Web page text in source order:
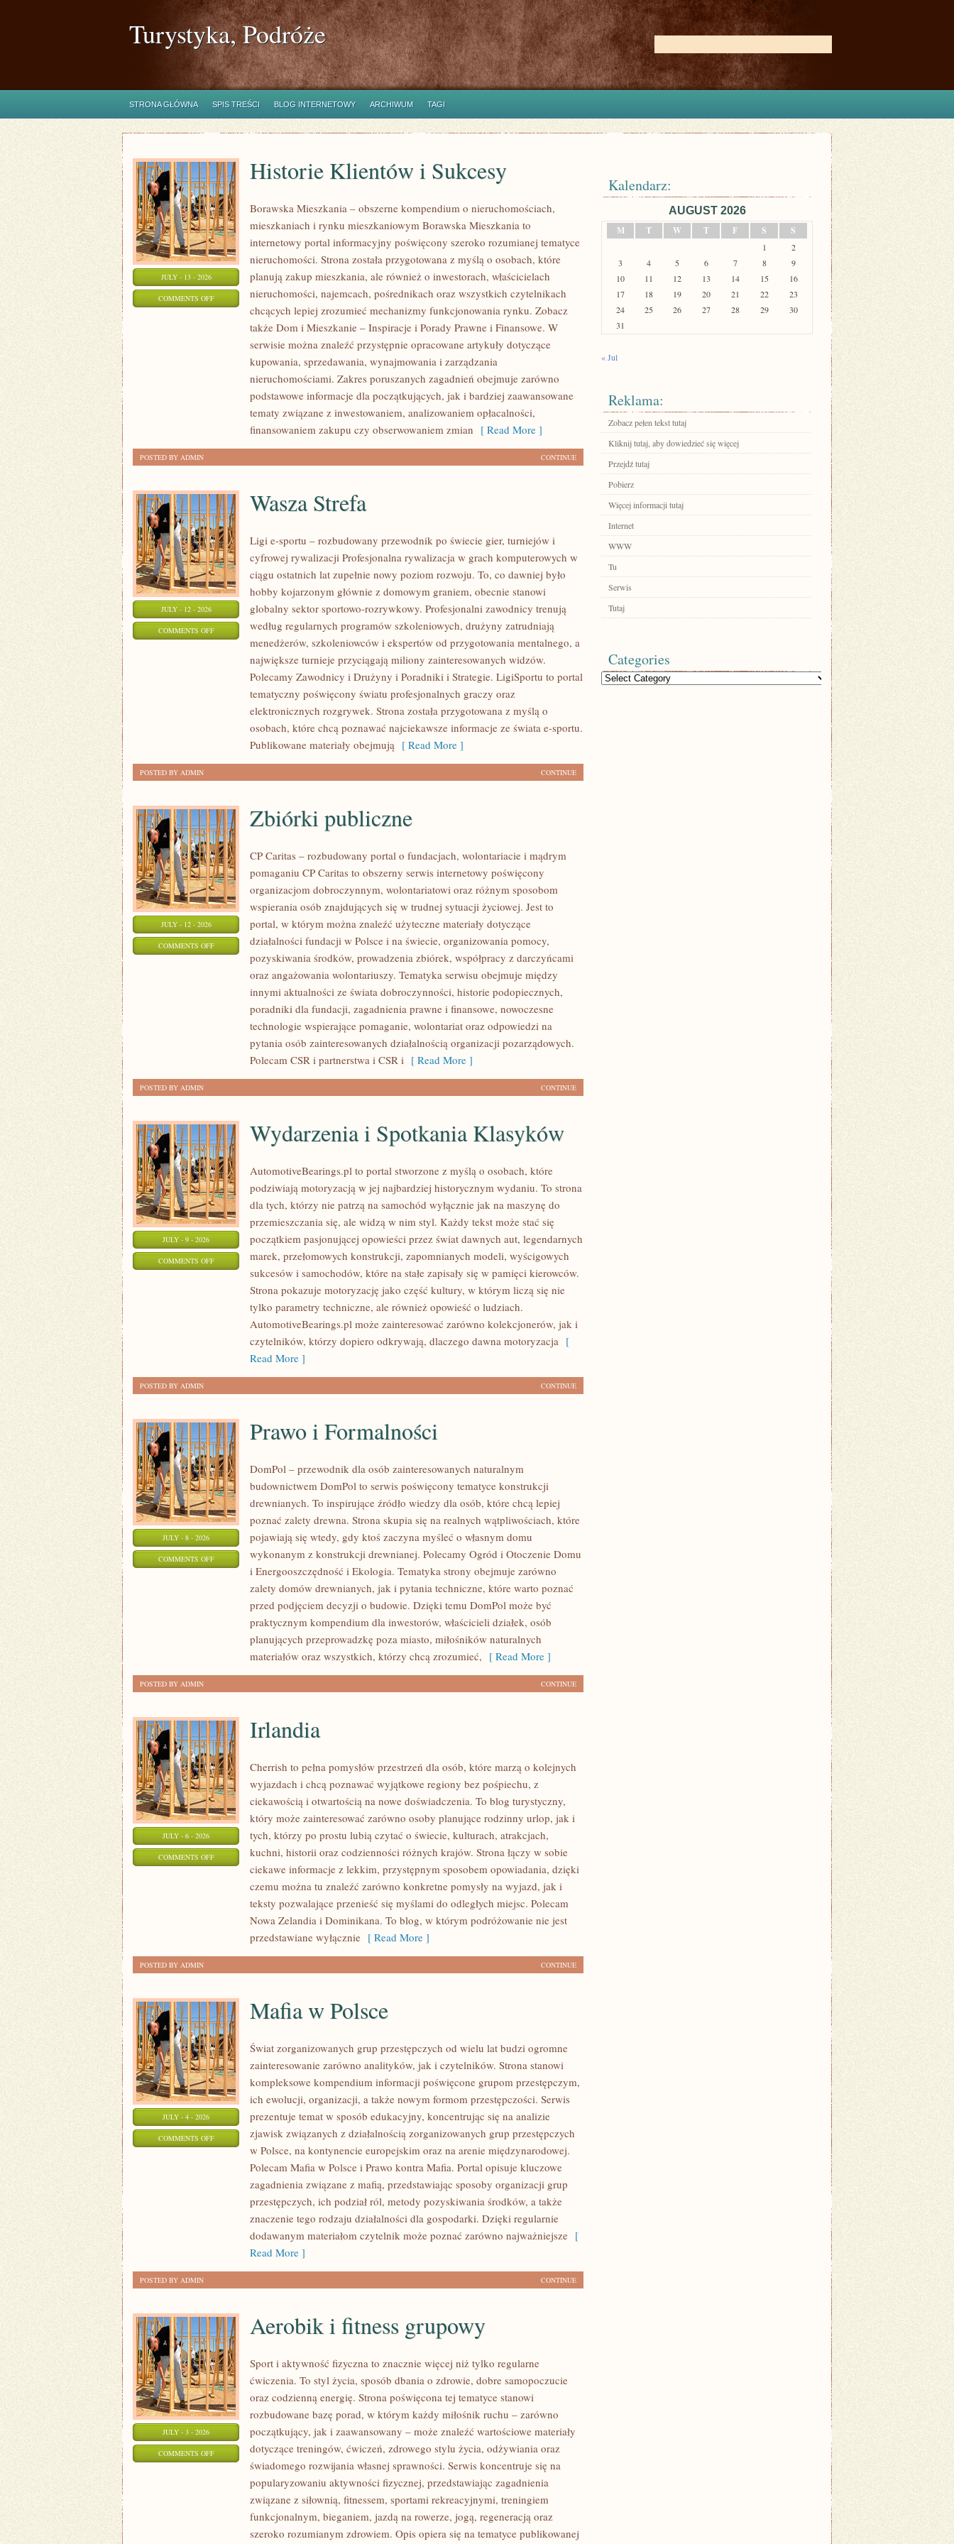
Turystyka, Podróże
STRONA GŁÓWNA SPIS TREŚCI BLOG INTERNETOWY ARCHIWUM TAGI
JULY - 13 - 2026
COMMENTS OFFON
Historie Klientów i Sukcesy
Borawska Mieszkania – obszerne kompendium o nieruchomościach,
mieszkaniach i rynku mieszkaniowym Borawska Mieszkania to
internetowy portal informacyjny poświęcony szeroko rozumianej tematyce
nieruchomości. Strona została przygotowana z myślą o osobach, które
planują zakup mieszkania, ale również o inwestorach, właścicielach
nieruchomości, najemcach, pośrednikach oraz wszystkich czytelnikach
chcących lepiej zrozumieć mechanizmy funkcjonowania rynku. Zobacz
także Dom i Mieszkanie – Inspiracje i Porady Prawne i Finansowe. W
serwisie można znaleźć przystępnie opracowane artykuły dotyczące
kupowania, sprzedawania, wynajmowania i zarządzania
nieruchomościami. Zakres poruszanych zagadnień obejmuje zarówno
podstawowe informacje dla początkujących, jak i bardziej zaawansowane
tematy związane z inwestowaniem, analizowaniem opłacalności,
finansowaniem zakupu czy obserwowaniem zmian [ Read More ]
CONTINUE
POSTED BY ADMIN
JULY - 12 - 2026
COMMENTS OFFON
Wasza Strefa
Ligi e-sportu – rozbudowany przewodnik po świecie gier, turniejów i
cyfrowej rywalizacji Profesjonalna rywalizacja w grach komputerowych w
ciągu ostatnich lat zupełnie nowy poziom rozwoju. To, co dawniej było
hobby kojarzonym głównie z domowym graniem, obecnie stanowi
globalny sektor sportowo-rozrywkowy. Profesjonalni zawodnicy trenują
według regularnych programów szkoleniowych, drużyny zatrudniają
menedżerów, szkoleniowców i ekspertów od przygotowania mentalnego, a
największe turnieje przyciągają miliony zainteresowanych widzów.
Polecamy Zawodnicy i Drużyny i Poradniki i Strategie. LigiSportu to portal
tematyczny poświęcony światu profesjonalnych graczy oraz
elektronicznych rozgrywek. Strona została przygotowana z myślą o
osobach, które chcą poznawać najciekawsze informacje ze świata e-sportu.
Publikowane materiały obejmują [ Read More ]
CONTINUE
POSTED BY ADMIN
JULY - 12 - 2026
COMMENTS OFFON
PUBLICZNE
Zbiórki publiczne
CP Caritas – rozbudowany portal o fundacjach, wolontariacie i mądrym
pomaganiu CP Caritas to obszerny serwis internetowy poświęcony
organizacjom dobroczynnym, wolontariatowi oraz różnym sposobom
wspierania osób znajdujących się w trudnej sytuacji życiowej. Jest to
portal, w którym można znaleźć użyteczne materiały dotyczące
działalności fundacji w Polsce i na świecie, organizowania pomocy,
pozyskiwania środków, prowadzenia zbiórek, współpracy z darczyńcami
oraz angażowania wolontariuszy. Tematyka serwisu obejmuje między
innymi aktualności ze świata dobroczynności, historie podopiecznych,
poradniki dla fundacji, zagadnienia prawne i finansowe, nowoczesne
technologie wspierające pomaganie, wolontariat oraz odpowiedzi na
pytania osób zainteresowanych działalnością organizacji pozarządowych.
Polecam CSR i partnerstwa i CSR i [ Read More ]
CONTINUE
POSTED BY ADMIN
JULY - 9 - 2026
COMMENTS OFFON
WYDARZENIA
SPOTKANIA
KLASYKÓW
Wydarzenia i Spotkania Klasyków
AutomotiveBearings.pl to portal stworzone z myślą o osobach, które
podziwiają motoryzacją w jej najbardziej historycznym wydaniu. To strona
dla tych, którzy nie patrzą na samochód wyłącznie jak na maszynę do
przemieszczania się, ale widzą w nim styl. Każdy tekst może stać się
początkiem pasjonującej opowieści przez świat dawnych aut, legendarnych
marek, przełomowych konstrukcji, zapomnianych modeli, wyścigowych
sukcesów i samochodów, które na stałe zapisały się w pamięci kierowców.
Strona pokazuje motoryzację jako część kultury, w którym liczą się nie
tylko parametry techniczne, ale również opowieść o ludziach.
AutomotiveBearings.pl może zainteresować zarówno kolekcjonerów, jak i
czytelników, którzy dopiero odkrywają, dlaczego dawna motoryzacja [
Read More ]
CONTINUE
POSTED BY ADMIN
JULY - 8 - 2026
COMMENTS OFFON
FORMALNOŚCI
Prawo i Formalności
DomPol – przewodnik dla osób zainteresowanych naturalnym
budownictwem DomPol to serwis poświęcony tematyce konstrukcji
drewnianych. To inspirujące źródło wiedzy dla osób, które chcą lepiej
poznać zalety drewna. Strona skupia się na realnych wątpliwościach, które
pojawiają się wtedy, gdy ktoś zaczyna myśleć o własnym domu
wykonanym z konstrukcji drewnianej. Polecamy Ogród i Otoczenie Domu
i Energooszczędność i Ekologia. Tematyka strony obejmuje zarówno
zalety domów drewnianych, jak i pytania techniczne, które warto poznać
przed podjęciem decyzji o budowie. Dzięki temu DomPol może być
praktycznym kompendium dla inwestorów, właścicieli działek, osób
planujących przeprowadzkę poza miasto, miłośników naturalnych
materiałów oraz wszystkich, którzy chcą zrozumieć, [ Read More ]
CONTINUE
POSTED BY ADMIN
JULY - 6 - 2026
COMMENTS OFFON
Irlandia
Cherrish to pełna pomysłów przestrzeń dla osób, które marzą o kolejnych
wyjazdach i chcą poznawać wyjątkowe regiony bez pośpiechu, z
ciekawością i otwartością na nowe doświadczenia. To blog turystyczny,
który może zainteresować zarówno osoby planujące rodzinny urlop, jak i
tych, którzy po prostu lubią czytać o świecie, kulturach, atrakcjach,
kuchni, historii oraz codzienności różnych krajów. Strona łączy w sobie
ciekawe informacje z lekkim, przystępnym sposobem opowiadania, dzięki
czemu można tu znaleźć zarówno konkretne pomysły na wyjazd, jak i
teksty pozwalające przenieść się myślami do odległych miejsc. Polecam
Nowa Zelandia i Dominikana. To blog, w którym podróżowanie nie jest
przedstawiane wyłącznie [ Read More ]
CONTINUE
POSTED BY ADMIN
JULY - 4 - 2026
COMMENTS OFFON
Mafia w Polsce
Świat zorganizowanych grup przestępczych od wielu lat budzi ogromne
zainteresowanie zarówno analityków, jak i czytelników. Strona stanowi
kompleksowe kompendium informacji poświęcone grupom przestępczym,
ich ewolucji, organizacji, a także nowym formom przestępczości. Serwis
prezentuje temat w sposób edukacyjny, koncentrując się na analizie
zjawisk związanych z działalnością zorganizowanych grup przestępczych
w Polsce, na kontynencie europejskim oraz na arenie międzynarodowej.
Polecam Mafia w Polsce i Prawo kontra Mafia. Portal opisuje kluczowe
zagadnienia związane z mafią, przedstawiając sposoby organizacji grup
przestępczych, ich podział ról, metody pozyskiwania środków, a także
znaczenie tego rodzaju działalności dla gospodarki. Dzięki regularnie
dodawanym materiałom czytelnik może poznać zarówno najważniejsze [
Read More ]
CONTINUE
POSTED BY ADMIN
JULY - 3 - 2026
COMMENTS OFFON
Aerobik i fitness grupowy
Sport i aktywność fizyczna to znacznie więcej niż tylko regularne
ćwiczenia. To styl życia, sposób dbania o zdrowie, dobre samopoczucie
oraz codzienną energię. Strona poświęcona tej tematyce stanowi
rozbudowane bazę porad, w którym każdy miłośnik ruchu – zarówno
początkujący, jak i zaawansowany – może znaleźć wartościowe materiały
dotyczące treningów, ćwiczeń, zdrowego stylu życia, odżywiania oraz
świadomego rozwijania własnej sprawności. Serwis koncentruje się na
popularyzowaniu aktywności fizycznej, przedstawiając zagadnienia
związane z siłownią, fitnessem, sportami rekreacyjnymi, treningiem
funkcjonalnym, bieganiem, jazdą na rowerze, jogą, regeneracją oraz
szeroko rozumianym zdrowiem. Opis opiera się na tematyce publikowanej
Kalendarz:
AUGUST 2026
M
T W T F S S
1
2
3
4 5 6 7 8
9
10
11 12 13 14 15
16
17
18 19 20 21 22
23
24
25 26 27 28 29
30
31
« Jul
Reklama:
Zobacz pełen tekst tutaj
Kliknij tutaj, aby dowiedzieć się więcej
Przejdź tutaj
Pobierz
Więcej informacji tutaj
Internet
WWW
Tu
Serwis
Tutaj
Categories
Categories